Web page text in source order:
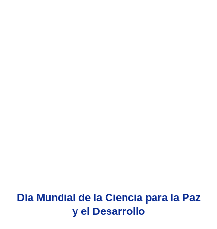
Día Mundial de la Ciencia para la Paz
y el Desarrollo